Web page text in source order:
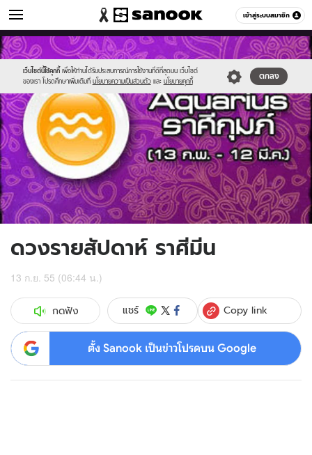
เข้าสู่ระบบสมาชิก
ดูดวง หมวดอื่นๆ
เว็บไซต์นี้ใช้คุกกี้ เพื่อให้ท่านได้รับประสบการณ์การใช้งานที่ดีที่สุดบน เว็บไซต์
ของเรา โปรดศึกษาเพิ่มเติมที่ นโยบายความเป็นส่วนตัว และ นโยบายคุกกี้
ตกลง
Sanook
//s.isanook.com/sr/0/images/logo-
new-
sanook.png
600
60
//s.isanook.com/ho/0/ud/6/34717/2aquarius.jpg
ดวงรายสัปดาห์ ราศีมีน
13 ก.ย. 55 (06:44 น.)
กดฟัง แชร์ Copy link
ตั้ง Sanook เป็นข่าวโปรดบน Google